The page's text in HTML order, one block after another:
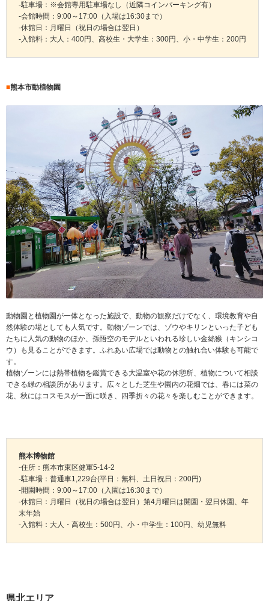
-駐車場：※会館専用駐車場なし（近隣コインパーキング有）
-会館時間：9:00～17:00（入場は16:30まで）
-休館日：月曜日（祝日の場合は翌日）
-入館料：大人：400円、高校生・大学生：300円、小・中学生：200円
■熊本市動植物園
動物園と植物園が一体となった施設で、動物の観察だけでなく、環境教育や自
然体験の場としても人気です。動物ゾーンでは、ゾウやキリンといった子ども
たちに人気の動物のほか、孫悟空のモデルといわれる珍しい金絲猴（キンシコ
ウ）も見ることができます。ふれあい広場では動物との触れ合い体験も可能で
す。
植物ゾーンには熱帯植物を鑑賞できる大温室や花の休憩所、植物について相談
できる緑の相談所があります。広々とした芝生や園内の花畑では、春には菜の
花、秋にはコスモスが一面に咲き、四季折々の花々を楽しむことができます。
熊本博物館
-住所：熊本市東区健軍5-14-2
-駐車場：普通車1,229台(平日：無料、土日祝日：200円)
-開園時間：9:00～17:00（入園は16:30まで）
-休館日：月曜日（祝日の場合は翌日）第4月曜日は開園・翌日休園、年
末年始
-入館料：大人・高校生：500円、小・中学生：100円、幼児無料
県北エリア